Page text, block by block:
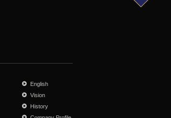
English
Vision
History